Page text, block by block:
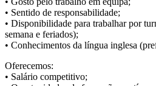
• Sentido de responsabilidade;
• Disponibilidade para trabalhar por
semana e feriados);
• Conhecimentos da língua inglesa
Oferecemos:
• Salário competitivo;